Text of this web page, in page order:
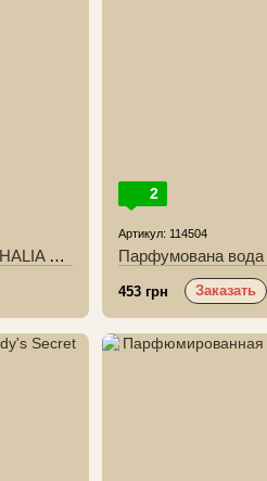
Женская парфюмированная вода Remember THALIA 35 мл
2
Артикул: 114504
Парфумована вода
453 грн Заказать